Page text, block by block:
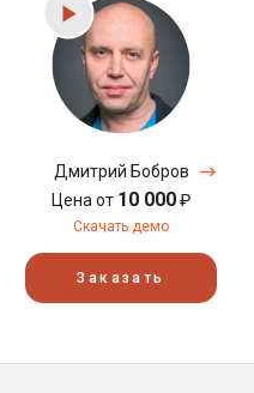
Дмитрий Бобров
Цена от 10 000₽
Скачать демо
Заказать